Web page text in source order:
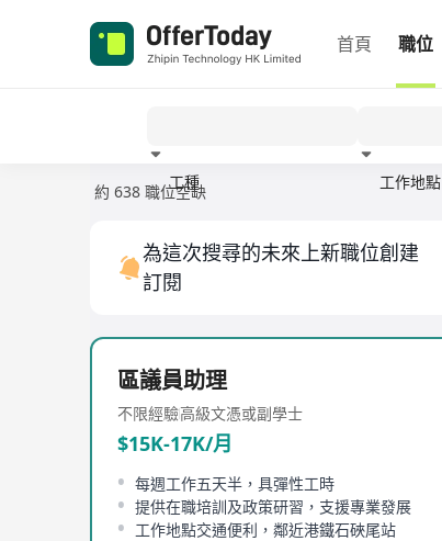
首頁 職位
工種 工作地點
約 638 職位空缺
為這次搜尋的未來上新職位創建
訂閱
區議員助理
不限經驗高級文憑或副學士
$15K-17K/月
每週工作五天半，具彈性工時
提供在職培訓及政策研習，支援專業發展
工作地點交通便利，鄰近港鐵石硤尾站